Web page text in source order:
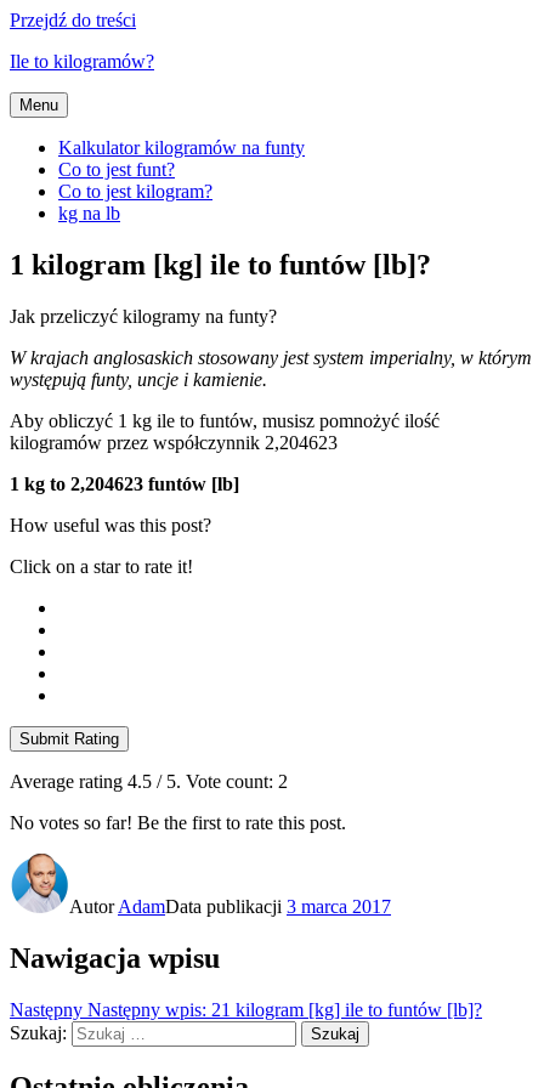
Przejdź do treści
Ile to kilogramów?
Menu
Kalkulator kilogramów na funty
Co to jest funt?
Co to jest kilogram?
kg na lb
1 kilogram [kg] ile to funtów [lb]?
Jak przeliczyć kilogramy na funty?
W krajach anglosaskich stosowany jest system imperialny, w którym
występują funty, uncje i kamienie.
Aby obliczyć 1 kg ile to funtów, musisz pomnożyć ilość
kilogramów przez współczynnik 2,204623
1 kg to 2,204623 funtów [lb]
How useful was this post?
Click on a star to rate it!
Submit Rating
Average rating 4.5 / 5. Vote count: 2
No votes so far! Be the first to rate this post.
AutorAdamData publikacji 3 marca 2017
Nawigacja wpisu
Następny Następny wpis: 21 kilogram [kg] ile to funtów [lb]?
Szukaj:
Szukaj